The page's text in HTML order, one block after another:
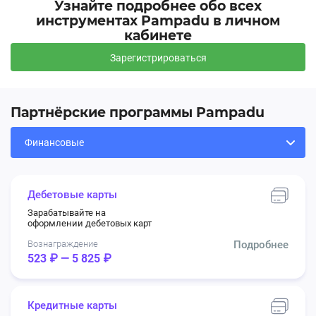
Кстати, мы поможем вам зарегистрировать
бизнес за 7 рабочих дней без походов в
налоговую :)
Важно 13.01.2026, 16:33:20
Возобновил работу оффер Банк Точка - РКО
Остановка оффера 30.12.2025, 11:38:23
Временно остановлен оффер Банк Точка - РКО
Ридект на оффер ЛОКО-Банк - РКО
О возобновление работы оффера сообщим
Узнайте подробнее обо всех
инструментах Pampadu в личном
кабинете
Зарегистрироваться
Партнёрские программы Pampadu
Дебетовые карты
Зарабатывайте на
оформлении дебетовых карт
Вознаграждение
523 ₽ — 5 825 ₽
Подробнее
Кредитные карты